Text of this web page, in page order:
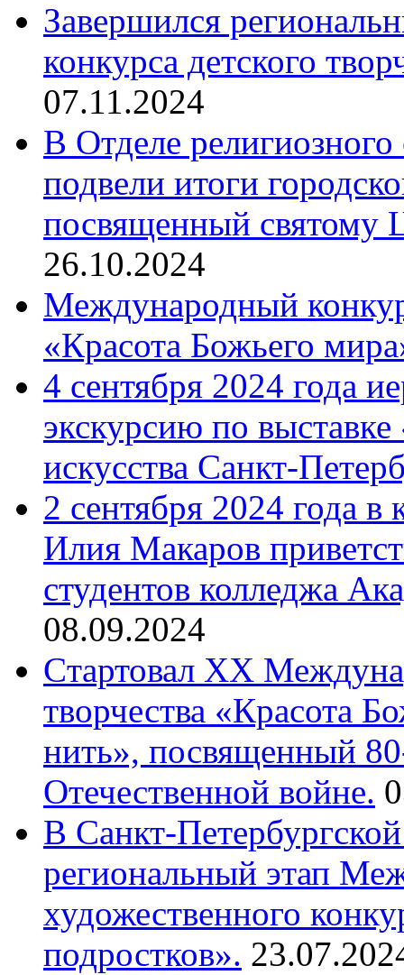
Завершился
конкурса детского
07.11.2024
В Отделе религиозного
подвели итоги
посвященный святому
26.10.2024
Международный
«Красота Божьего
4 сентября 2024 года
экскурсию по
искусства Санкт-
2 сентября 2024 года
Илия Макаров
студентов колледжа
08.09.2024
Cтартовал XX
творчества «Красота
нить», посвященный
Отечественной войне.
В Санкт-
региональный этап
художественного
подростков».